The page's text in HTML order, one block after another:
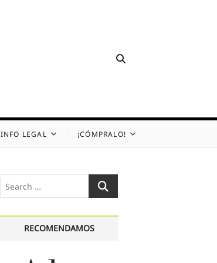
INFO LEGAL ¡CÓMPRALO!
Search
…
RECOMENDAMOS